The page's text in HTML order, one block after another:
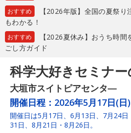
おすすめ
【2026年版】全国の夏祭
もわかる！
おすすめ
【2026夏休み】おうち時
ごし方ガイド
科学大好きセミナ
大垣市スイトピアセンタ―
開催日程： 2026年5月17日(
開催日は5月17日、6月13日、7月24
31日、8月21日・8月26日。